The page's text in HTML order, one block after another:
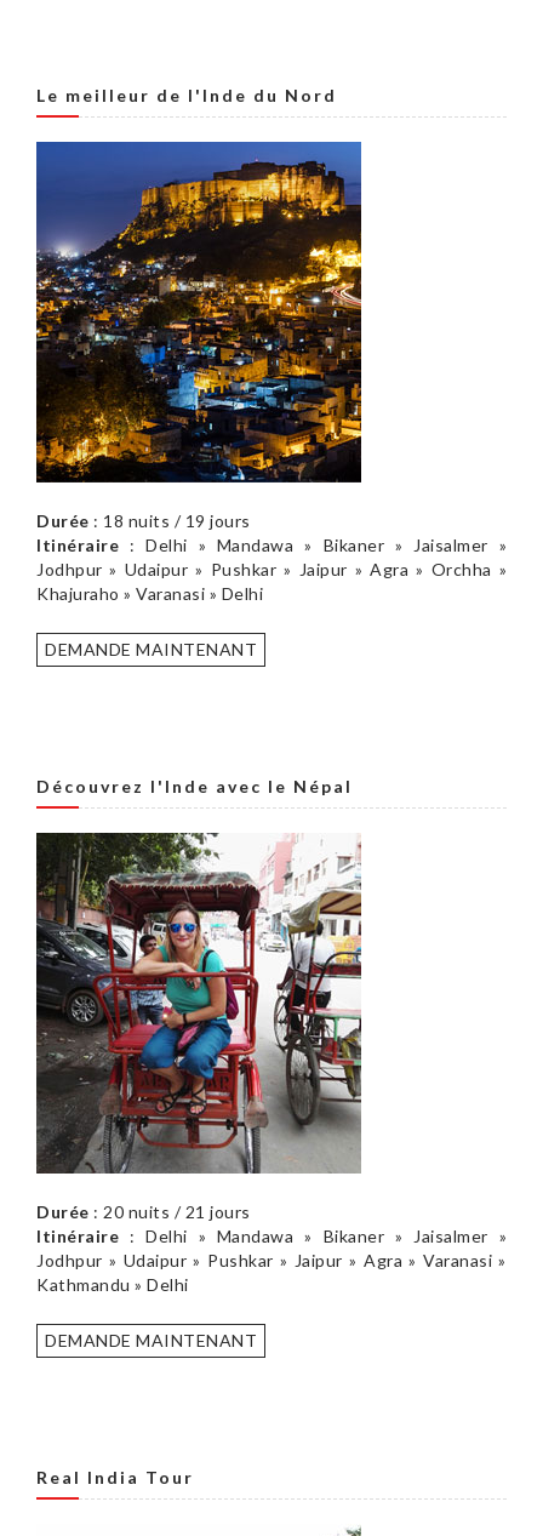
Le meilleur de l'Inde du Nord
Durée : 18 nuits / 19 jours
Itinéraire : Delhi » Mandawa » Bikaner » Jaisalmer »
Jodhpur » Udaipur » Pushkar » Jaipur » Agra » Orchha »
Khajuraho » Varanasi » Delhi
DEMANDE MAINTENANT
Découvrez l'Inde avec le Népal
Durée : 20 nuits / 21 jours
Itinéraire : Delhi » Mandawa » Bikaner » Jaisalmer »
Jodhpur » Udaipur » Pushkar » Jaipur » Agra » Varanasi »
Kathmandu » Delhi
DEMANDE MAINTENANT
Real India Tour